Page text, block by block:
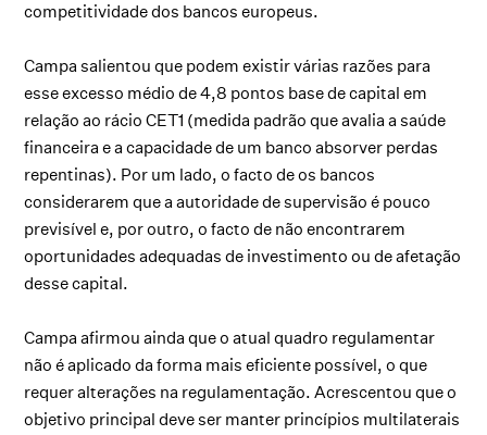
competitividade dos bancos europeus.
Campa salientou que podem existir várias razões para
esse excesso médio de 4,8 pontos base de capital em
relação ao rácio CET1 (medida padrão que avalia a saúde
financeira e a capacidade de um banco absorver perdas
repentinas). Por um lado, o facto de os bancos
considerarem que a autoridade de supervisão é pouco
previsível e, por outro, o facto de não encontrarem
oportunidades adequadas de investimento ou de afetação
desse capital.
Campa afirmou ainda que o atual quadro regulamentar
não é aplicado da forma mais eficiente possível, o que
requer alterações na regulamentação. Acrescentou que o
objetivo principal deve ser manter princípios multilaterais